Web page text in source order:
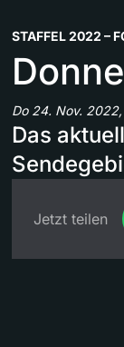
STAFFEL 2022 –
Do 24. Nov. 2022,
Das
Jetzt teilen